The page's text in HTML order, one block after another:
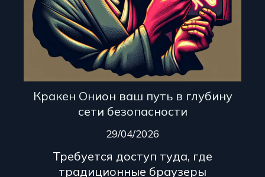
Кракен Онион ваш путь в глубину
сети безопасности
29/04/2026
Требуется доступ туда, где
традиционные браузеры